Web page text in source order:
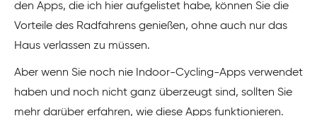
den Apps, die ich hier aufgelistet habe, können Sie die
Vorteile des Radfahrens genießen, ohne auch nur das
Haus verlassen zu müssen.
Aber wenn Sie noch nie Indoor-Cycling-Apps verwendet
haben und noch nicht ganz überzeugt sind, sollten Sie
mehr darüber erfahren, wie diese Apps funktionieren.